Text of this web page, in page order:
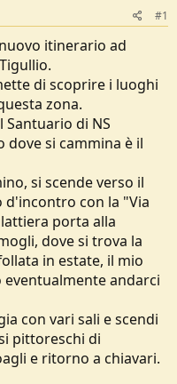
#1
itinerario ad
di scoprire i luoghi
zona.
Santuario di NS
si cammina è il
si scende verso il
d'incontro con la "Via
porta alla
dove si trova la
in estate, il mio
andarci
con vari sali e scendi
pittoreschi di
e ritorno a chiavari.